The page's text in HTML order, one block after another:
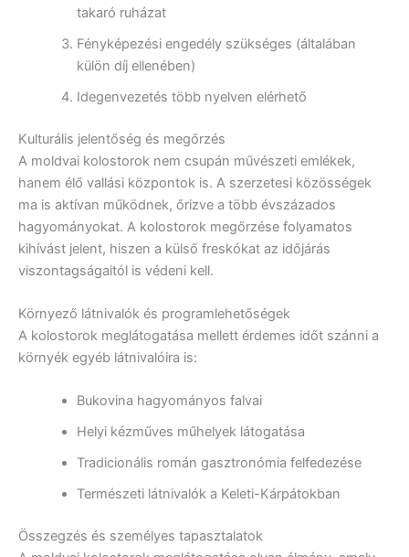
takaró ruházat
Fényképezési engedély szükséges (általában
külön díj ellenében)
Idegenvezetés több nyelven elérhető
Kulturális jelentőség és megőrzés
A moldvai kolostorok nem csupán művészeti emlékek,
hanem élő vallási központok is. A szerzetesi közösségek
ma is aktívan működnek, őrizve a több évszázados
hagyományokat. A kolostorok megőrzése folyamatos
kihívást jelent, hiszen a külső freskókat az időjárás
viszontagságaitól is védeni kell.
Környező látnivalók és programlehetőségek
A kolostorok meglátogatása mellett érdemes időt szánni a
környék egyéb látnivalóira is:
Bukovina hagyományos falvai
Helyi kézműves műhelyek látogatása
Tradicionális román gasztronómia felfedezése
Természeti látnivalók a Keleti-Kárpátokban
Összegzés és személyes tapasztalatok